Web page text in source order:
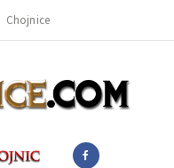
Chojnice